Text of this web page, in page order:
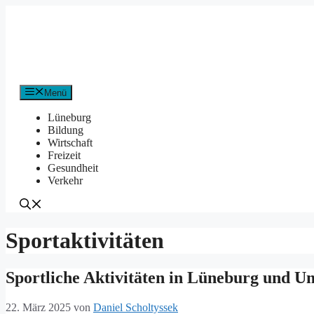
Menü
Lüneburg
Bildung
Wirtschaft
Freizeit
Gesundheit
Verkehr
Sportaktivitäten
Sportliche Aktivitäten in Lüneburg und
22. März 2025 von Daniel Scholtyssek